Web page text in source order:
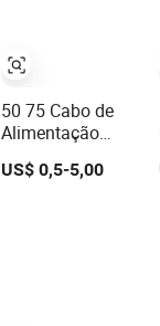
50 75 Cabo de
Alimentação
Leaky para
Subterrâneos,
US$ 0,5-5,00